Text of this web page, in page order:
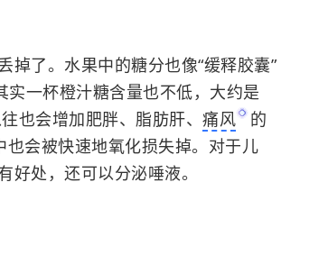
掉了。水果中的糖分也像“缓释胶囊”
实一杯橙汁糖含量也不低，大约是
也会增加肥胖、 脂肪肝、 痛风
的
会被快速地氧化损失掉。对于儿
处，还可以分泌唾液。